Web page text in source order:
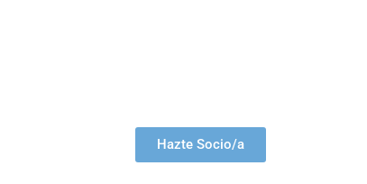
Hazte Socio/a